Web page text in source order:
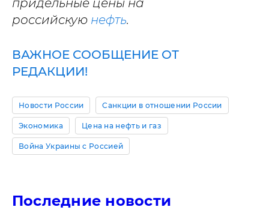
придельные цены на
российскую нефть.
ВАЖНОЕ СООБЩЕНИЕ ОТ
РЕДАКЦИИ!
Новости России Санкции в отношении России
Экономика Цена на нефть и газ
Война Украины с Россией
Последние новости